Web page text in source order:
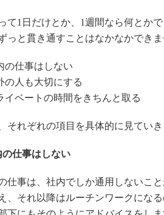
て1日だけとか、1週間なら何とか
っと貫き通すことはなかなかできま
の仕事はしない
の人も大切にする
イベートの時間をきちんと取る
それぞれの項目を具体的に見ていき
の仕事はしない
仕事は、社内でしか通用しないこ
、それ以降はルーチンワークにな